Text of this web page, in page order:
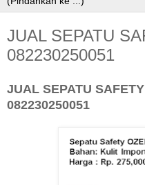
JUAL SEPATU
082230250051
JUAL SEPATU
082230250051